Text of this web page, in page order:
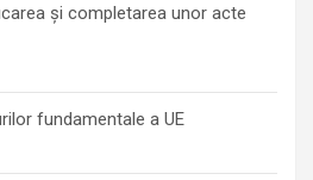
şi completarea unor acte
fundamentale a UE